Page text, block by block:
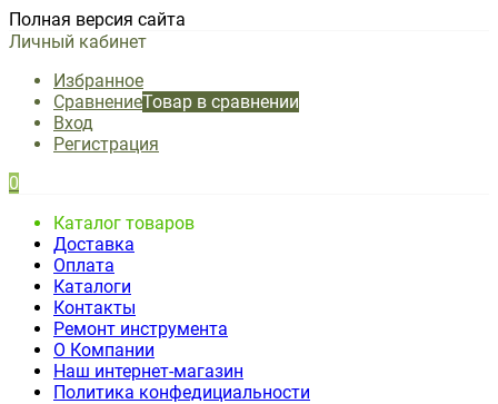
Полная версия сайта
Личный кабинет
Избранное
СравнениеТовар в сравнении
Вход
Регистрация
0
Каталог товаров
Доставка
Оплата
Каталоги
Контакты
Ремонт инструмента
О Компании
Наш интернет-магазин
Политика конфедициальности